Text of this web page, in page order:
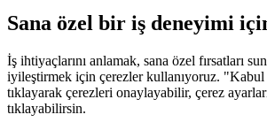
Sana özel bir iş deneyimi
İş ihtiyaçlarını anlamak, sana özel fırsatları
iyileştirmek için çerezler kullanıyoruz. "Kabul
tıklayarak çerezleri onaylayabilir, çerez
tıklayabilirsin.